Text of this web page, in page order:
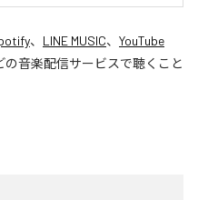
、 LINE MUSIC、 YouTube
の音楽配信サービスで聴くこと